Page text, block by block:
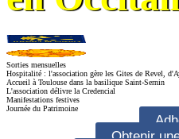
Sorties mensuelles
Hospitalité : l'association gère les Gites de Revel,
Accueil à Toulouse dans la basilique Saint-Sernin
L'association délivre la Credencial
Manifestations festives
Journée du Patrimoine